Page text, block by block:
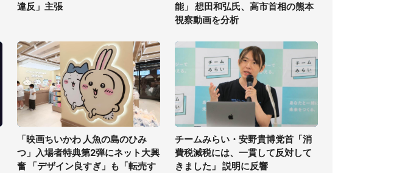
違反」主張
能」 想田和弘氏、高市首相の熊本
視察動画を分析
「映画ちいかわ 人魚の島のひみ
つ」入場者特典第2弾にネット大興
奮 「デザイン良すぎ」も「転売す
チームみらい・安野貴博党首「消
費税減税には、一貫して反対して
きました」 説明に反響